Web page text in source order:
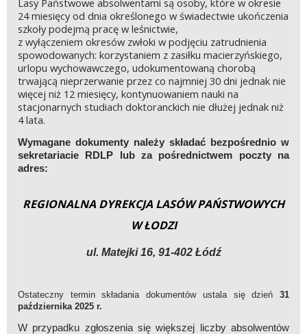
Lasy Państwowe absolwentami są osoby, które w okresie
24 miesięcy od dnia określonego w świadectwie ukończenia
szkoły podejmą pracę w leśnictwie,
z wyłączeniem okresów zwłoki w podjęciu zatrudnienia
spowodowanych: korzystaniem z zasiłku macierzyńskiego,
urlopu wychowawczego, udokumentowaną chorobą
trwającą nieprzerwanie przez co najmniej 30 dni jednak nie
więcej niż 12 miesięcy, kontynuowaniem nauki na
stacjonarnych studiach doktoranckich nie dłużej jednak niż
4 lata.
Wymagane dokumenty należy składać bezpośrednio w
sekretariacie RDLP lub za pośrednictwem poczty na
adres:
REGIONALNA DYREKCJA LASÓW PAŃSTWOWYCH
W ŁODZI
ul. Matejki 16, 91-402 Łódź
Ostateczny termin składania dokumentów ustala się dzień 31
października 2025 r.
W przypadku zgłoszenia się większej liczby absolwentów